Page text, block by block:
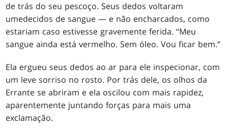
de trás do seu pescoço. Seus dedos voltaram
umedecidos de sangue — e não encharcados, como
estariam caso estivesse gravemente ferida. “Meu
sangue ainda está vermelho. Sem óleo. Vou ficar bem.”
Ela ergueu seus dedos ao ar para ele inspecionar, com
um leve sorriso no rosto. Por trás dele, os olhos da
Errante se abriram e ela oscilou com mais rapidez,
aparentemente juntando forças para mais uma
exclamação.